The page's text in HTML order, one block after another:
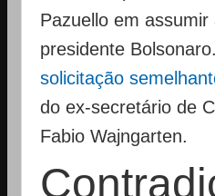
Pazuello em
presidente
solicitação
do ex-secretário de
Fabio Wajngarten.